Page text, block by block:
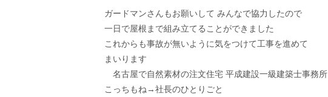
ガードマンさんもお願いして みんなで協力したので
一日で屋根まで組み立てることができました
これからも事故が無いように気をつけて工事を進めて
まいります
名古屋で自然素材の注文住宅 平成建設一級建築士事務所
こっちもね→社長のひとりごと